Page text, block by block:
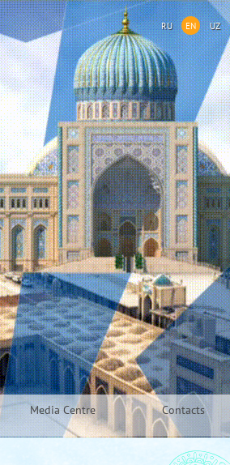
RU EN UZ
Media Centre Contacts